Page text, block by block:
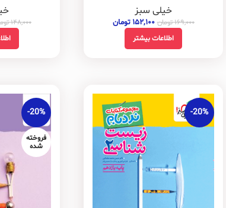
خیلی سبز
۱۶۹,۰۰۰تومان ۱۵۲,۱۰۰ تومان
اطلاعات بیشتر
۱۴۸,۰۰۰
-20%
-20%
فروخته
شده